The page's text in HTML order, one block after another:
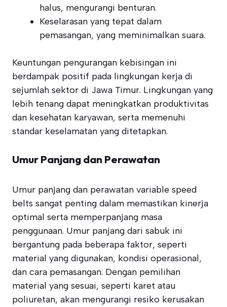
halus, mengurangi benturan.
Keselarasan yang tepat dalam
pemasangan, yang meminimalkan suara.
Keuntungan pengurangan kebisingan ini
berdampak positif pada lingkungan kerja di
sejumlah sektor di Jawa Timur. Lingkungan yang
lebih tenang dapat meningkatkan produktivitas
dan kesehatan karyawan, serta memenuhi
standar keselamatan yang ditetapkan.
Umur Panjang dan Perawatan
Umur panjang dan perawatan variable speed
belts sangat penting dalam memastikan kinerja
optimal serta memperpanjang masa
penggunaan. Umur panjang dari sabuk ini
bergantung pada beberapa faktor, seperti
material yang digunakan, kondisi operasional,
dan cara pemasangan. Dengan pemilihan
material yang sesuai, seperti karet atau
poliuretan, akan mengurangi resiko kerusakan